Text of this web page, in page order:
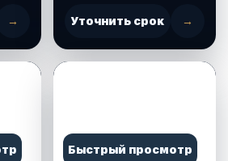
→ Уточнить срок →
Быстрый просмотр